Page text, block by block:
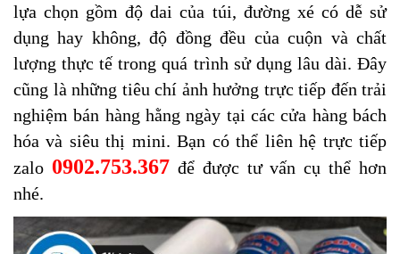
lựa chọn gồm độ dai của túi, đường xé có dễ sử
dụng hay không, độ đồng đều của cuộn và chất
lượng thực tế trong quá trình sử dụng lâu dài. Đây
cũng là những tiêu chí ảnh hưởng trực tiếp đến trải
nghiệm bán hàng hằng ngày tại các cửa hàng bách
hóa và siêu thị mini. Bạn có thể liên hệ trực tiếp
zalo 0902.753.367để được tư vấn cụ thể hơn
nhé.